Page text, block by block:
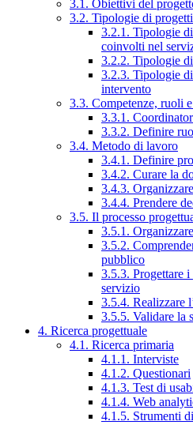
3.1. Obiettivi del
3.2. Tipologie di progetti
3.2.1. Tipologie
coinvolti nel
3.2.2. Tipologie
3.2.3. Tipologie
intervento
3.3. Competenze, ruoli
3.3.1.
3.3.2. Definire
3.4. Metodo di lavoro
3.4.1. Definire
3.4.2. Curare la
3.4.3.
3.4.4. Prendere
3.5. Il processo
3.5.1.
3.5.2.
pubblico
3.5.3. Progettare i
servizio
3.5.4. Realizzare
3.5.5. Validare la
4. Ricerca progettuale
4.1. Ricerca primaria
4.1.1. Interviste
4.1.2. Questionari
4.1.3. Test di
4.1.4. Web
4.1.5. Strumenti